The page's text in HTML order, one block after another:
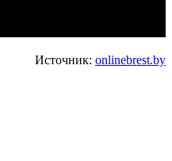
Источник: onlinebrest.by